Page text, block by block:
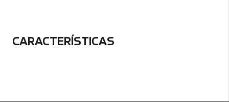
CARACTERÍSTICAS